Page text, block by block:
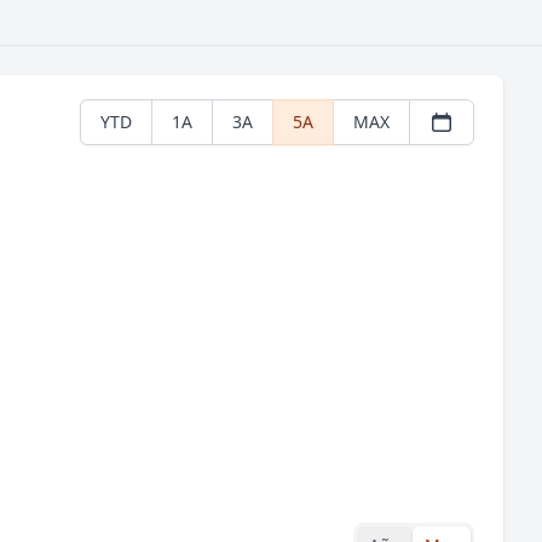
YTD 1A 3A 5A MAX